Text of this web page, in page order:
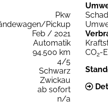
Pkw
Pickup
Feb / 2021
Automatik
94.500 km
4/5
Schwarz
Zwickau
ab sofort
n/a
CO2-